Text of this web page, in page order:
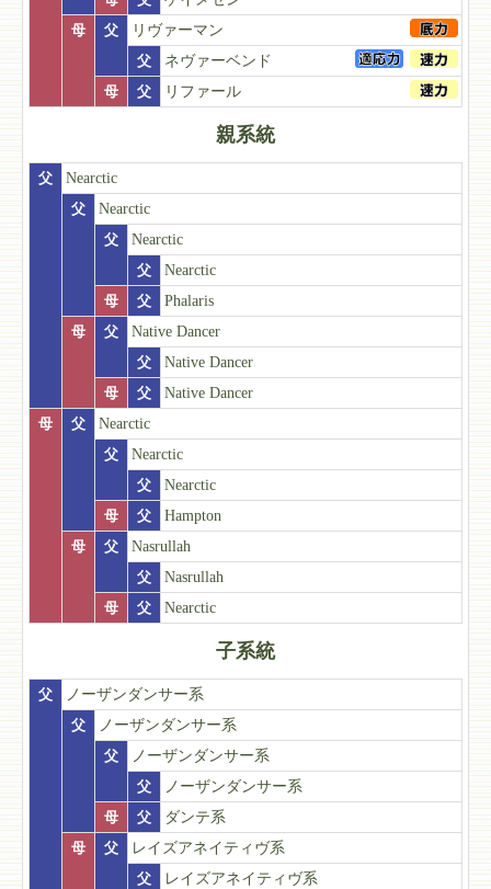
母
父
リヴァーマン
父
ネヴァーベンド
母
父 リファール
親系統
父
Nearctic
父
Nearctic
父
Nearctic
父
Nearctic
母
父
Phalaris
母
父
Native Dancer
父
Native Dancer
母
父
Native Dancer
母
父
Nearctic
父
Nearctic
父
Nearctic
母
父
Hampton
母
父
Nasrullah
父
Nasrullah
母
父 Nearctic
子系統
父
ノーザンダンサー系
父
ノーザンダンサー系
父
ノーザンダンサー系
父
ノーザンダンサー系
母
父
ダンテ系
母
父
レイズアネイティヴ系
父
レイズアネイティヴ系